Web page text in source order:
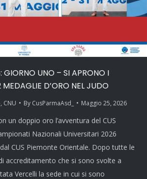
GIORNO UNO – SI APRONO I
D’ORO NEL JUDO
, CNU By CusParmaAsd_ Maggio 25, 2026
un doppio oro l’avventura del CUS
Nazionali Universitari 2026
CUS Piemonte Orientale. Dopo tutte le
accreditamento che si sono svolte a
Vercelli la sede in cui si sono